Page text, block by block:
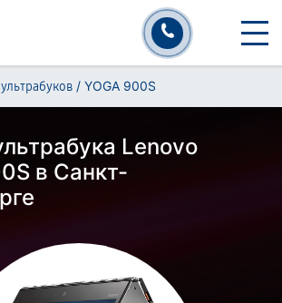
/ YOGA 900S
Lenovo
в Санкт-